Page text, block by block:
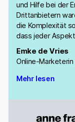
und Hilfe bei der
Drittanbietern
die Komplexität
dass jeder
Emke de Vries
Online-
Mehr lesen